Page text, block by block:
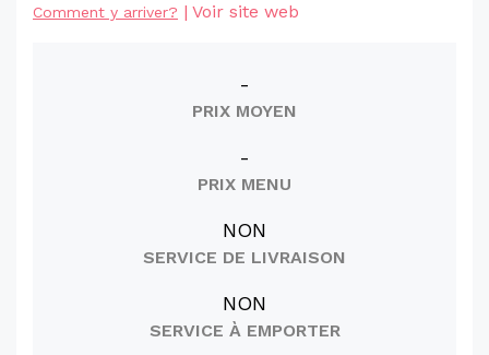
Comment y arriver? | Voir site web
-
PRIX MOYEN
-
PRIX MENU
NON
SERVICE DE LIVRAISON
NON
SERVICE À EMPORTER